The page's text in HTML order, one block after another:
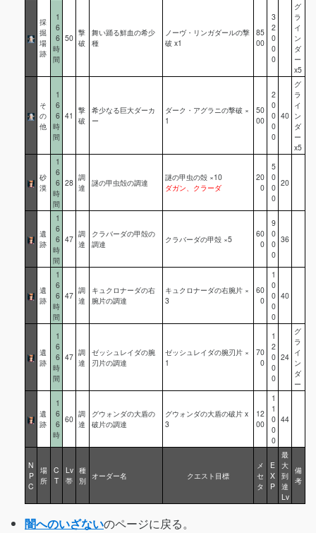
N
P
C
場
所
C
T
Lv
帯
種
別 オーダー名 クエスト目標
メ
セ
タ
E
X
P
最
大
到
達
Lv
備
考
採
掘
場
跡
1
6
6
時
間
50
撃
破
舞い踊る鮮血の希少
種
ノーヴ・リンガダールの撃
破 x1
85
00
3
2
0
0
0
グ
ラ
イ
ン
ダ
ー
x5
そ
の
他
1
6
6
時
間
41
撃
破
希少なる巨大ダーカ
ー
ダーク・アグラニの撃破 ×
1
50
00
2
0
0
0
0
40
グ
ラ
イ
ン
ダ
ー
x5
砂
漠
1
6
6
時
間
28
調
達
謎の甲虫殻の調達
謎の甲虫の殻 ×10
ダガン、クラーダ
20
0
5
0
0
0
20
遺
跡
1
6
6
時
間
47
調
達
クラバーダの甲殻の
調達
クラバーダの甲殻 ×5
60
0
9
0
0
0
36
遺
跡
1
6
6
時
間
47
調
達
キュクロナーダの右
腕片の調達
キュクロナーダの右腕片 ×
3
60
0
1
0
0
0
0
40
遺
跡
1
6
6
時
間
47 調
達
ゼッシュレイダの腕
刃片の調達
ゼッシュレイダの腕刃片 ×
1
70
0
1
2
0
0
0
24
グ
ラ
イ
ン
ダ
ー
遺
跡
1
6
6
時
60
調
達
グウォンダの大盾の
破片の調達
グウォンダの大盾の破片 x
3
12
00
1
1
0
0
0
44
闇へのいざないのページに戻る。